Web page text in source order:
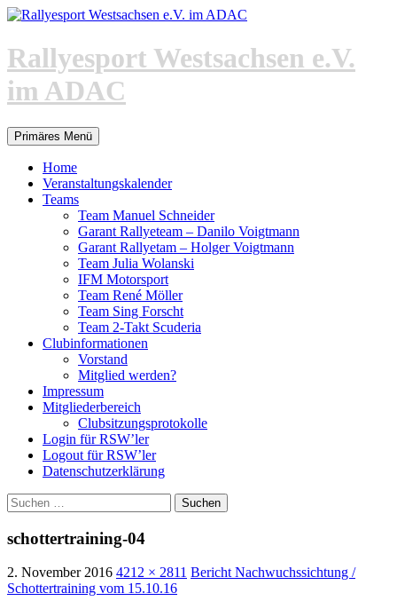
Zum
springen
Rallyesport Westsachsen e.V.
im ADAC
Suchen
Primäres Menü
Home
Veranstaltungskalender
Teams
Team Manuel Schneider
Garant Rallyeteam – Danilo Voigtmann
Garant Rallyetam – Holger Voigtmann
Team Julia Wolanski
IFM Motorsport
Team René Möller
Team Sing Forscht
Team 2-Takt Scuderia
Clubinformationen
Vorstand
Mitglied werden?
Impressum
Mitgliederbereich
Clubsitzungsprotokolle
Login für RSW’ler
Logout für RSW’ler
Datenschutzerklärung
Suchen
nach:
schottertraining-04
2. November 2016 4212 × 2811 Bericht Nachwuchssichtung /
Schottertraining vom 15.10.16